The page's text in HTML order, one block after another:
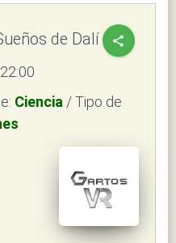
de Dalí share
22:00
Ciencia / Tipo de